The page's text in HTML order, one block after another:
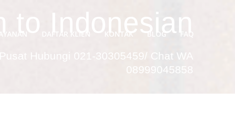
KONTAK BLOG
to Indonesian
Hubungi 021-30305459/ Chat WA
08999045858